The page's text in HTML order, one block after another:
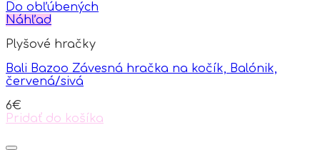
Do obľúbených
Náhľad
Plyšové hračky
Bali Bazoo Závesná hračka na kočík, Balónik,
červená/sivá
6€
Pridať do košíka